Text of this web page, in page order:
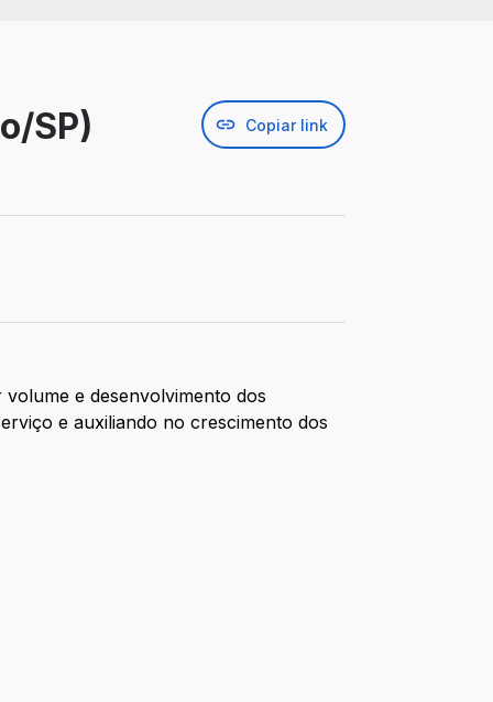
SP) Copiar link
e desenvolvimento dos
e auxiliando no crescimento dos